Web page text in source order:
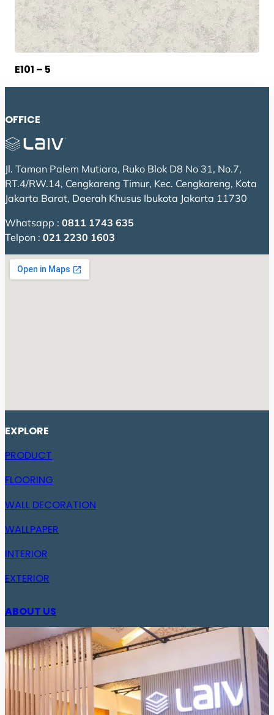
E101 – 5
OFFICE
Jl. Taman Palem Mutiara, Ruko Blok D8 No 31, No.7,
RT.4/RW.14, Cengkareng Timur, Kec. Cengkareng, Kota
Jakarta Barat, Daerah Khusus Ibukota Jakarta 11730
Whatsapp : 0811 1743 635
Telpon : 021 2230 1603
EXPLORE
PRODUCT
FLOORING
WALL DECORATION
WALLPAPER
INTERIOR
EXTERIOR
ABOUT US